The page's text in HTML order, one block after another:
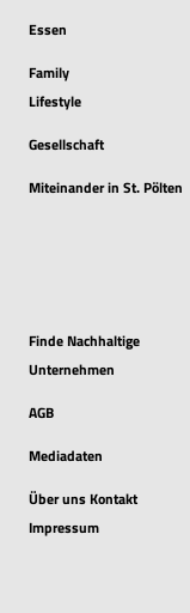
Essen
Family
Lifestyle
Gesellschaft
Miteinander in St. Pölten
Finde Nachhaltige
Unternehmen
AGB
Mediadaten
Über uns Kontakt
Impressum